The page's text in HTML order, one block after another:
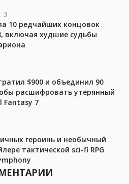
3
10 редчайших концовок
включая худшие судьбы
$900 и объединил 90
расшифровать утерянный
Fantasy 7
героинь и необычный
тактической sci-fi RPG